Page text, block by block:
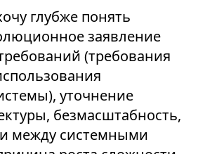
глубже понять
заявление
(требования
уточнение
безмасштабность,
между системными